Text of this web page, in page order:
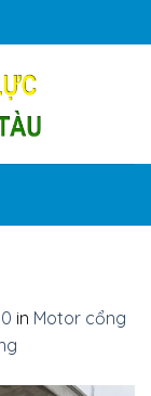
in Motor cổng